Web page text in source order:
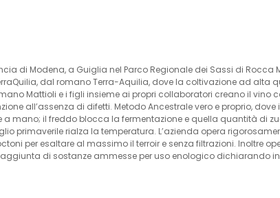
di Modena, a Guiglia nel Parco Regionale dei Sassi di
dal romano Terra-Aquilia, dove la coltivazione ad alta
Mattioli e i figli insieme ai propri collaboratori creano il
all’assenza di difetti. Metodo Ancestrale vero e proprio,
a mano; il freddo blocca la fermentazione e quella quantità di
primaverile rialza la temperatura. L’azienda opera
per esaltare al massimo il terroir e senza filtrazioni. Inoltre
aggiunta di sostanze ammesse per uso enologico dichiarando